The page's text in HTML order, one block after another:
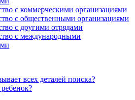
с коммерческими организациями
с общественными организациями
с другими отрядами
с международными
всех деталей поиска?